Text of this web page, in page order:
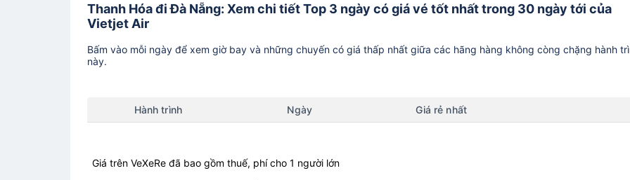
Thanh Hóa đi Đà Nẵng: Xem chi tiết Top 3 ngày có giá vé tốt nhất trong 30 ngày tới của
Vietjet Air
Bấm vào mỗi ngày để xem giờ bay và những chuyến có giá thấp nhất giữa các hãng hàng không còng chặng hành
này.
Hành trình Ngày Giá rẻ nhất
Giá trên VeXeRe đã bao gồm thuế, phí cho 1 người lớn